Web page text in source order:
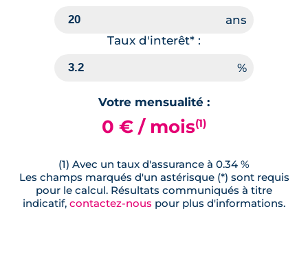
Taux d'interêt* :
Votre mensualité :
0 € / mois(1)
(1) Avec un taux d'assurance à 0.34 %
Les champs marqués d'un astérisque (*) sont requis
pour le calcul. Résultats communiqués à titre
indicatif, contactez-nous pour plus d'informations.